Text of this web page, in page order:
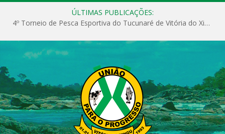
ÚLTIMAS PUBLICAÇÕES:
4º Torneio de Pesca Esportiva do Tucunaré de Vitória do Xingu